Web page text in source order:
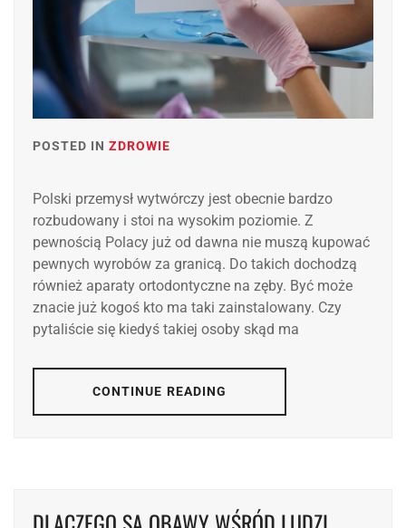
POSTED IN ZDROWIE
Polski przemysł wytwórczy jest obecnie bardzo
rozbudowany i stoi na wysokim poziomie. Z
pewnością Polacy już od dawna nie muszą kupować
pewnych wyrobów za granicą. Do takich dochodzą
również aparaty ortodontyczne na zęby. Być może
znacie już kogoś kto ma taki zainstalowany. Czy
pytaliście się kiedyś takiej osoby skąd ma
CONTINUE READING